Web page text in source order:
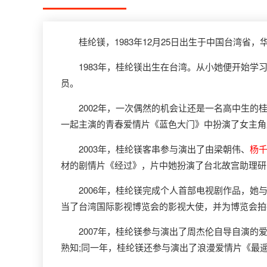
桂纶镁，1983年12月25日出生于中国台湾省，
1983年，桂纶镁出生在台湾。从小她便开始学习
员。
2002年，一次偶然的机会让还是一名高中生的桂
一起主演的青春爱情片《蓝色大门》中扮演了女主
2003年，桂纶镁客串参与演出了由梁朝伟、 杨
材的剧情片《经过》，片中她扮演了台北故宫助理
2006年，桂纶镁完成个人首部电视剧作品，她与
当了台湾国际影视博览会的影视大使，并为博览会
2007年，桂纶镁参与演出了周杰伦自导自演的爱
熟知;同一年，桂纶镁还参与演出了浪漫爱情片《最